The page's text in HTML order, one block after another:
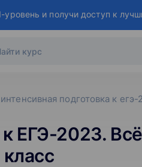
уровень и получи доступ к
интенсивная подготовка к
ЕГЭ-2023.